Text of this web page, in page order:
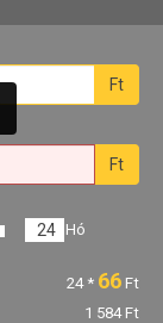
Ft
Ft
24 Hó
24* 66 Ft
1 584 Ft